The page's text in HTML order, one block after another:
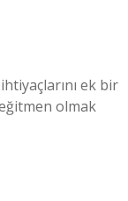
ek bir
olmak